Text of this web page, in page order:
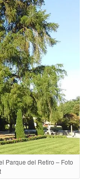
Parque del Retiro – Foto